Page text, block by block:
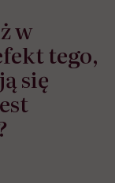
w
tego,
się